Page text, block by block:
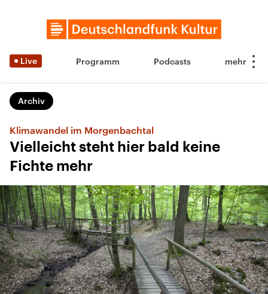
Live Programm Podcasts
Archiv
Klimawandel im Morgenbachtal
Vielleicht steht hier bald keine
Fichte mehr